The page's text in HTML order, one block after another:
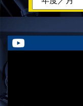
ラストイヤ
ラストイヤー
2026/07/30